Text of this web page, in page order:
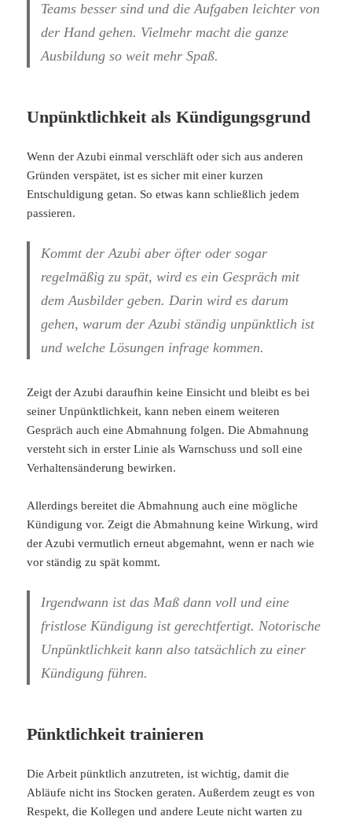
Teams besser sind und die Aufgaben leichter von
der Hand gehen. Vielmehr macht die ganze
Ausbildung so weit mehr Spaß.
Unpünktlichkeit als Kündigungsgrund
Wenn der Azubi einmal verschläft oder sich aus anderen
Gründen verspätet, ist es sicher mit einer kurzen
Entschuldigung getan. So etwas kann schließlich jedem
passieren.
Kommt der Azubi aber öfter oder sogar
regelmäßig zu spät, wird es ein Gespräch mit
dem Ausbilder geben. Darin wird es darum
gehen, warum der Azubi ständig unpünktlich ist
und welche Lösungen infrage kommen.
Zeigt der Azubi daraufhin keine Einsicht und bleibt es bei
seiner Unpünktlichkeit, kann neben einem weiteren
Gespräch auch eine Abmahnung folgen. Die Abmahnung
versteht sich in erster Linie als Warnschuss und soll eine
Verhaltensänderung bewirken.
Allerdings bereitet die Abmahnung auch eine mögliche
Kündigung vor. Zeigt die Abmahnung keine Wirkung, wird
der Azubi vermutlich erneut abgemahnt, wenn er nach wie
vor ständig zu spät kommt.
Irgendwann ist das Maß dann voll und eine
fristlose Kündigung ist gerechtfertigt. Notorische
Unpünktlichkeit kann also tatsächlich zu einer
Kündigung führen.
Pünktlichkeit trainieren
Die Arbeit pünktlich anzutreten, ist wichtig, damit die
Abläufe nicht ins Stocken geraten. Außerdem zeugt es von
Respekt, die Kollegen und andere Leute nicht warten zu